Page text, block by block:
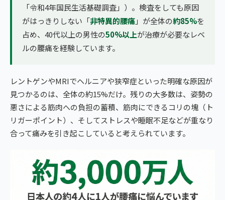
「令和4年国民生活基礎調査」）。検査をしても原因
がはっきりしない「非特異的腰痛」が全体の約85%を
占め、40代以上の男性の50%以上が治療が必要なレベ
ルの腰痛を経験しています。
レントゲンやMRIでヘルニアや狭窄症といった明確な原因が
見つかるのは、全体の約15%だけ。残りの大多数は、姿勢の
悪さによる筋肉への負担の蓄積、筋肉にできるコリの塊（ト
リガーポイント）、そしてストレスや睡眠不足などが重なり
合って痛みを引き起こしていると考えられています。